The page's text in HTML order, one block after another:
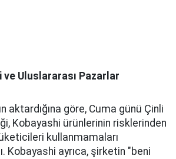
Uluslararası Pazarlar
aktardığına göre, Cuma günü Çinli
Kobayashi ürünlerinin risklerinden
kullanmamaları
Kobayashi ayrıca, şirketin "beni